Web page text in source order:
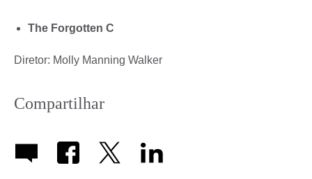
The Forgotten C
Diretor: Molly Manning Walker
Compartilhar